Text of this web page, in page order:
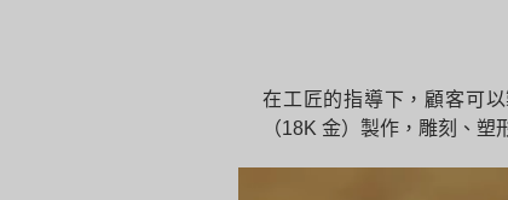
在工匠的指導下，顧客可
（18K 金）製作，雕刻、